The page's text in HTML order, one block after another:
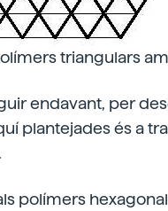
triangulars
endavant, per
plantejades és a
polímers